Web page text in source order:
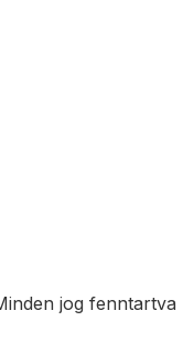
jog fenntartva